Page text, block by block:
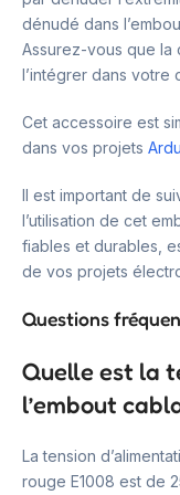
dénudé dans
Assurez-vous que la
l’intégrer dans votre
Cet accessoire est
dans vos projets
Il est important de
l’utilisation de cet
fiables et durables,
de vos projets
Questions
Quelle est la
l’embout
La tension
rouge E1008 est de